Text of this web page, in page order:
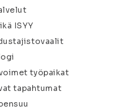
ISYY
työpaikat
tapahtumat